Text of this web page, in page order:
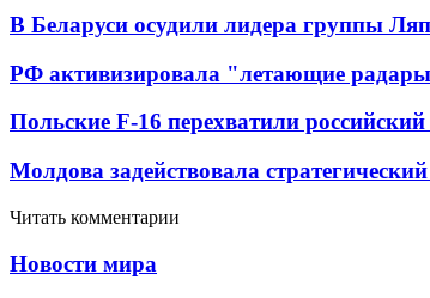
В Беларуси осудили лидера группы
РФ активизировала "летающие
Польские F-16 перехватили
Молдова задействовала
Читать комментарии
Новости мира